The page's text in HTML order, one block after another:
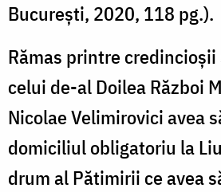
București, 2020, 118 pg.).
Rămas printre
celui de-al Doilea Război
Nicolae Velimirovici avea
domiciliul obligatoriu la
drum al Pătimirii ce avea